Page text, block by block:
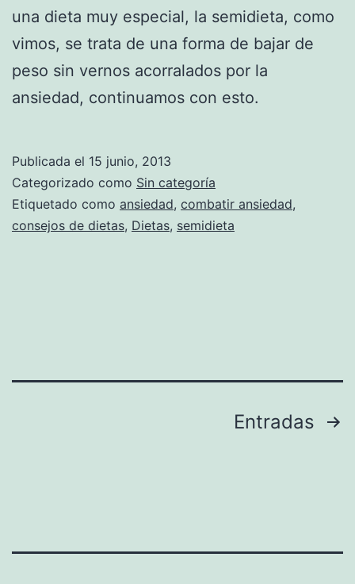
una dieta muy especial, la semidieta, como
vimos, se trata de una forma de bajar de
peso sin vernos acorralados por la
ansiedad, continuamos con esto.
Publicada el 15 junio, 2013
Categorizado como Sin categoría
Etiquetado como ansiedad, combatir ansiedad,
consejos de dietas, Dietas, semidieta
Entradas